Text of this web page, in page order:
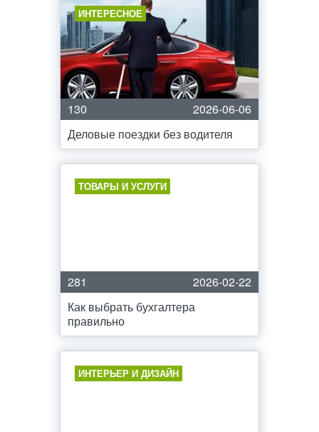
ИНТЕРЕСНОЕ
130
2026-06-06
Деловые поездки без водителя
ТОВАРЫ И УСЛУГИ
281
2026-02-22
Как выбрать бухгалтера
правильно
ИНТЕРЬЕР И ДИЗАЙН